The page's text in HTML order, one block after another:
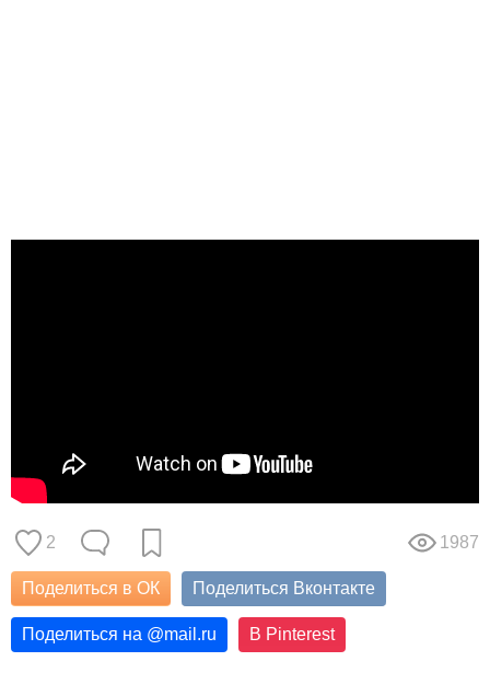
2 1987
Поделиться в ОК Поделиться Вконтакте
Поделиться на @mail.ru В Pinterest